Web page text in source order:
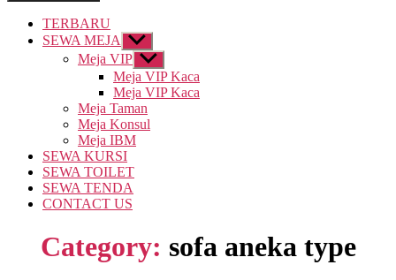
TERBARU
SEWA MEJA
Show
sub
menu
Meja VIP Show
sub
menu
Meja VIP Kaca
Meja VIP Kaca
Meja Taman
Meja Konsul
Meja IBM
SEWA KURSI
SEWA TOILET
SEWA TENDA
CONTACT US
Category: sofa aneka type